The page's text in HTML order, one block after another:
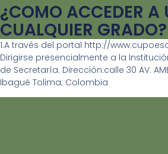
¿COMO ACCEDER A
CUALQUIER GRADO?
1.A través del portal http://
Dirigirse presencialmente a la
de Secretaría. Dirección:calle 30 AV.
Ibagué Tolima; Colombia